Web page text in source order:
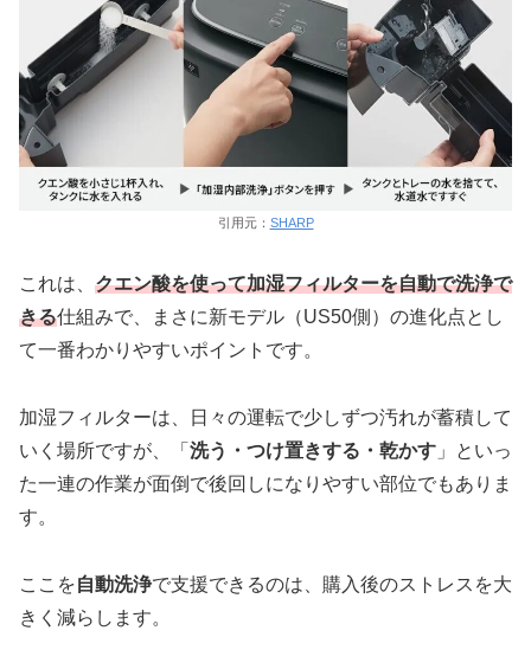
引用元： SHARP
これは、 クエン酸を使って加湿フィルターを自動で洗浄で
きる仕組みで、まさに新モデル（US50側）の進化点とし
て一番わかりやすいポイントです。
加湿フィルターは、日々の運転で少しずつ汚れが蓄積して
いく場所ですが、「 洗う・つけ置きする・乾かす 」といっ
た一連の作業が面倒で後回しになりやすい部位でもありま
す。
ここを自動洗浄で支援できるのは、購入後のストレスを大
きく減らします。